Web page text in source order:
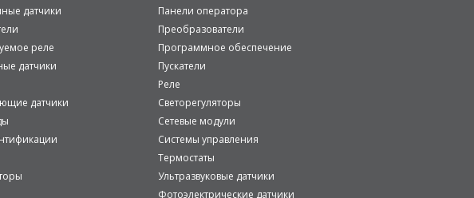
датчики
Панели оператора
Преобразователи
реле
Программное обеспечение
датчики
Пускатели
Реле
датчики
Светорегуляторы
Сетевые модули
Системы управления
Термостаты
Ультразвуковые датчики
Фотоэлектрические датчики